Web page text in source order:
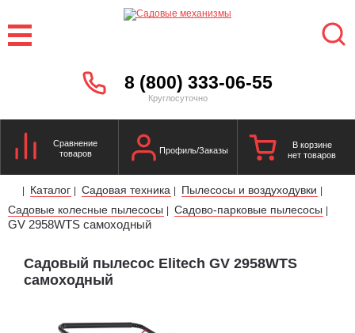
8 (800) 333-06-55
Круглосуточно
Сравнение
товаров
Профиль/Заказы
В корзине
нет товаров
| Каталог | Садовая техника | Пылесосы и воздуходувки |
Садовые колесные пылесосы | Cадово-парковые пылесосы |
GV 2958WTS самоходный
Садовый пылесос Elitech GV 2958WTS
самоходный